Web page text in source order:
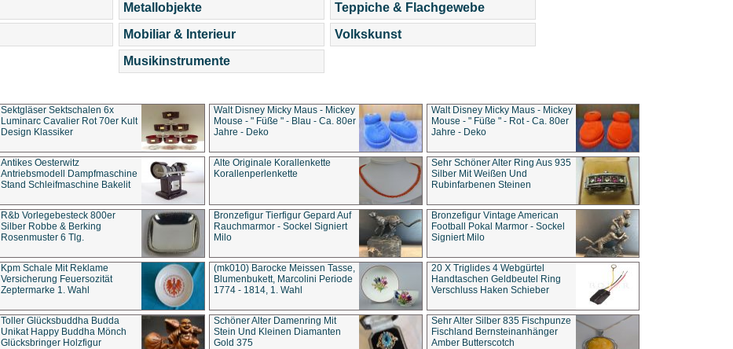
Metallobjekte
Mobiliar & Interieur
Musikinstrumente
Teppiche & Flachgewebe
Volkskunst
Sektgläser Sektschalen 6x
Luminarc Cavalier Rot 70er Kult
Design Klassiker
Walt Disney Micky Maus - Mickey
Mouse - " Füße " - Blau - Ca. 80er
Jahre - Deko
Walt Disney Micky Maus - Mickey
Mouse - " Füße " - Rot - Ca. 80er
Jahre - Deko
Antikes Oesterwitz
Antriebsmodell Dampfmaschine
Stand Schleifmaschine Bakelit
Alte Originale Korallenkette
Korallenperlenkette
Sehr Schöner Alter Ring Aus 935
Silber Mit Weißen Und
Rubinfarbenen Steinen
R&b Vorlegebesteck 800er
Silber Robbe & Berking
Rosenmuster 6 Tlg.
Bronzefigur Tierfigur Gepard Auf
Rauchmarmor - Sockel Signiert
Milo
Bronzefigur Vintage American
Football Pokal Marmor - Sockel
Signiert Milo
Kpm Schale Mit Reklame
Versicherung Feuersozität
Zeptermarke 1. Wahl
(mk010) Barocke Meissen Tasse,
Blumenbukett, Marcolini Periode
1774 - 1814, 1. Wahl
20 X Triglides 4 Webgürtel
Handtaschen Geldbeutel Ring
Verschluss Haken Schieber
Toller Glücksbuddha Budda
Unikat Happy Buddha Mönch
Glücksbringer Holzfigur
Schöner Alter Damenring Mit
Stein Und Kleinen Diamanten
Gold 375
Sehr Alter Silber 835 Fischpunze
Fischland Bernsteinanhänger
Amber Butterscotch